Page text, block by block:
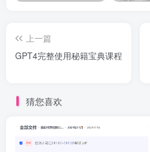
上一篇
GPT4完整使用秘籍宝典课程
猜您喜欢